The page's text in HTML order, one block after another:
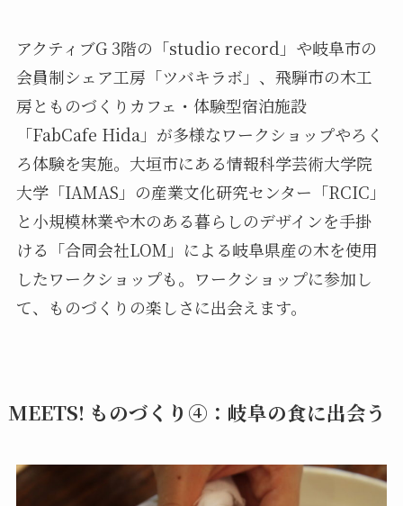
アクティブG 3階の「studio record」や岐阜市の
会員制シェア工房「ツバキラボ」、飛騨市の木工
房とものづくりカフェ・体験型宿泊施設
「FabCafe Hida」が多様なワークショップやろく
ろ体験を実施。大垣市にある情報科学芸術大学院
大学「IAMAS」の産業文化研究センター「RCIC」
と小規模林業や木のある暮らしのデザインを手掛
ける「合同会社LOM」による岐阜県産の木を使用
したワークショップも。ワークショップに参加し
て、ものづくりの楽しさに出会えます。
MEETS! ものづくり④：岐阜の食に出会う